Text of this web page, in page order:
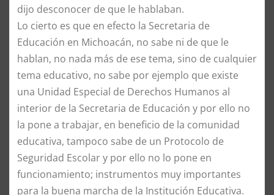
dijo desconocer de que le hablaban.
Lo cierto es que en efecto la Secretaria de
Educación en Michoacán, no sabe ni de que le
hablan, no nada más de ese tema, sino de cualquier
tema educativo, no sabe por ejemplo que existe
una Unidad Especial de Derechos Humanos al
interior de la Secretaria de Educación y por ello no
la pone a trabajar, en beneficio de la comunidad
educativa, tampoco sabe de un Protocolo de
Seguridad Escolar y por ello no lo pone en
funcionamiento; instrumentos muy importantes
para la buena marcha de la Institución Educativa.